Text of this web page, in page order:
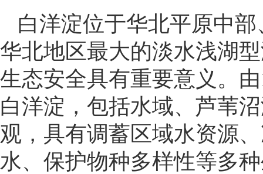
白洋淀位于华北平原中
华北地区最大的淡水浅湖
生态安全具有重要意义。
白洋淀，包括水域、芦苇
观，具有调蓄区域水资源
水、保护物种多样性等多